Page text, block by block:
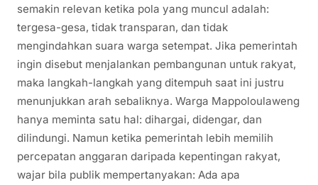
semakin relevan ketika pola yang muncul adalah:
tergesa-gesa, tidak transparan, dan tidak
mengindahkan suara warga setempat. Jika pemerintah
ingin disebut menjalankan pembangunan untuk rakyat,
maka langkah-langkah yang ditempuh saat ini justru
menunjukkan arah sebaliknya. Warga Mappoloulaweng
hanya meminta satu hal: dihargai, didengar, dan
dilindungi. Namun ketika pemerintah lebih memilih
percepatan anggaran daripada kepentingan rakyat,
wajar bila publik mempertanyakan: Ada apa